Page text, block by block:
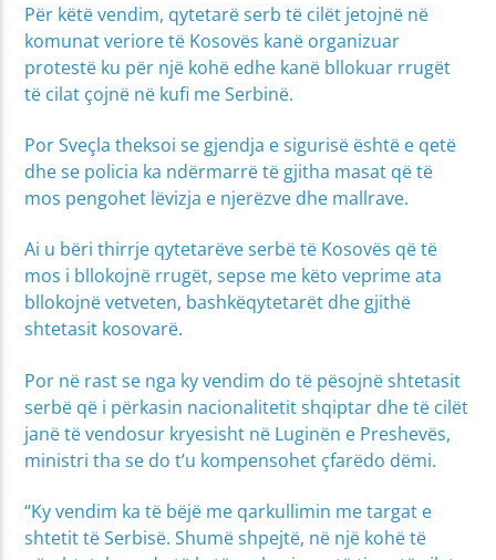
Për këtë vendim, qytetarë serb të cilët jetojnë në
komunat veriore të Kosovës kanë organizuar
protestë ku për një kohë edhe kanë bllokuar rrugët
të cilat çojnë në kufi me Serbinë.
Por Sveçla theksoi se gjendja e sigurisë është e qetë
dhe se policia ka ndërmarrë të gjitha masat që të
mos pengohet lëvizja e njerëzve dhe mallrave.
Ai u bëri thirrje qytetarëve serbë të Kosovës që të
mos i bllokojnë rrugët, sepse me këto veprime ata
bllokojnë vetveten, bashkëqytetarët dhe gjithë
shtetasit kosovarë.
Por në rast se nga ky vendim do të pësojnë shtetasit
serbë që i përkasin nacionalitetit shqiptar dhe të cilët
janë të vendosur kryesisht në Luginën e Preshevës,
ministri tha se do t’u kompensohet çfarëdo dëmi.
“Ky vendim ka të bëjë me qarkullimin me targat e
shtetit të Serbisë. Shumë shpejtë, në një kohë të